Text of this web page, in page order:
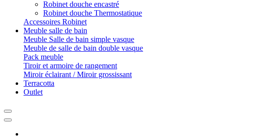
Robinet douche encastré
Robinet douche Thermostatique
Accessoires Robinet
Meuble salle de bain
Meuble Salle de bain simple vasque
Meuble de salle de bain double vasque
Pack meuble
Tiroir et armoire de rangement
Miroir éclairant / Miroir grossissant
Terracotta
Outlet